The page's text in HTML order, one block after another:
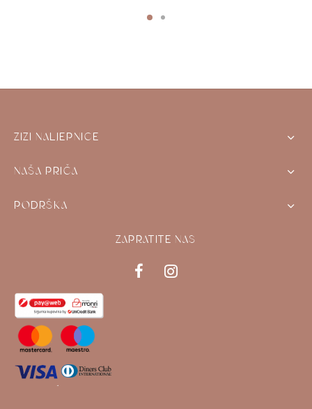
ZIZI NALJEPNICE
NAŠA PRIČA
PODRŠKA
ZAPRATITE NAS